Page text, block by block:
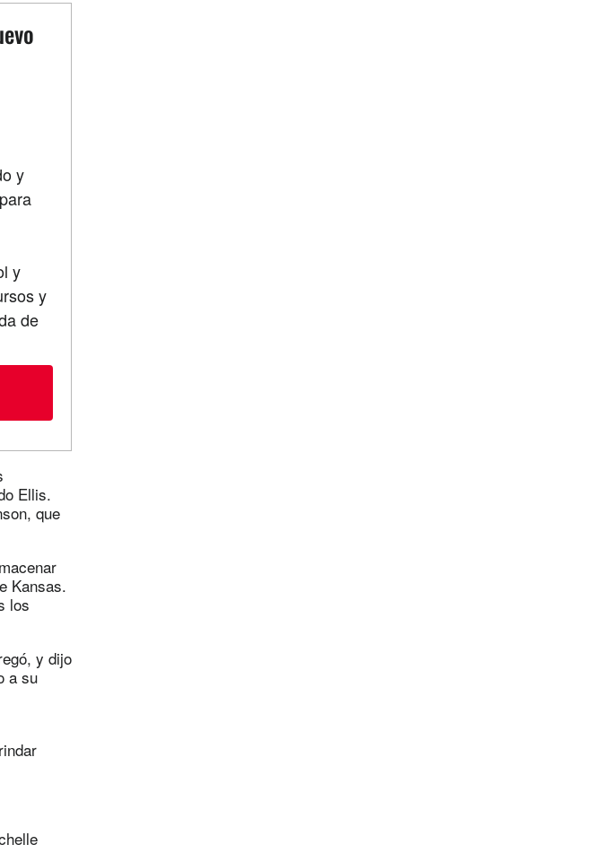
y
y
y
de
Ellis.
que
Kansas.
los
y dijo
a su